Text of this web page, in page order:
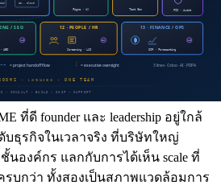
revenue เคลื่อนทันที เราเห็น impact
คน feature ของเราคือหนึ่งใน 200
กระจาย คนทำคนอื่นไม่รู้ใครทำ สิ่ง
กระตือรือร้นคือเห็นผลของงานตัวเอง
loop แบบนั้นได้ตรงและเร็ว
ที่ดี founder และ leadership อยู่ใกล้
บธุรกิจในเวลาจริง ที่บริษัทใหญ่
นองค์กร แลกกับการได้เห็น scale ที่
รบกว่า ทั้งสองเป็นสภาพแวดล้อมการ